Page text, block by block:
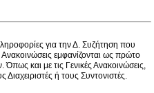
για την Δ. Συζήτηση που
Ανακοινώσεις εμφανίζονται ως πρώτο
και με τις Γενικές Ανακοινώσεις,
Διαχειριστές ή τους Συντονιστές.